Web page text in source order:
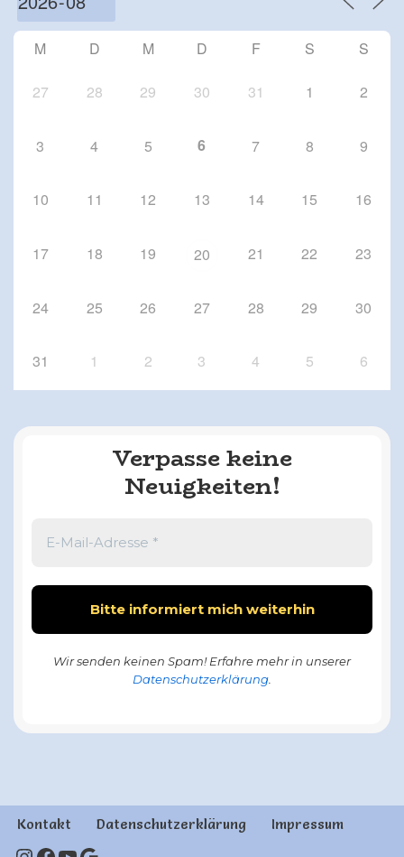
8 Okt. 26
M D M D F S S
27 28 29 30 31 1 2
3 4 5 6 7 8 9
10 11 12 13 14 15 16
17 18 19 20 21 22 23
24 25 26 27 28 29 30
31 1 2 3 4 5 6
Verpasse keine
Neuigkeiten!
Wir senden keinen Spam! Erfahre mehr in unserer
Datenschutzerklärung.
Kontakt Datenschutzerklärung Impressum